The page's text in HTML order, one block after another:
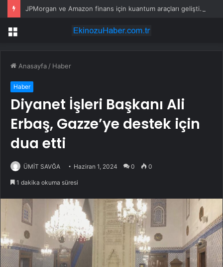
JPMorgan ve Amazon finans için kuantum araçları geliştirdi
Menü
Anasayfa / Haber
Haber
Diyanet İşleri Başkanı Ali
Erbaş, Gazze’ye destek için
dua etti
ÜMİT SAVĞA Haziran 1, 2024 0 0
1 dakika okuma süresi